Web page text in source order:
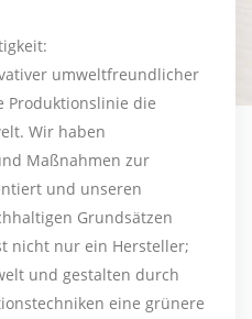
umweltfreundlicher
Produktionslinie die
Wir haben
Maßnahmen zur
und unseren
Grundsätzen
nicht nur ein Hersteller;
und gestalten durch
eine grünere